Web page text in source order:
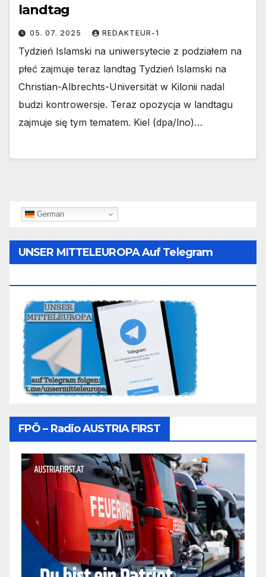
landtag
05. 07. 2025 REDAKTEUR-1
Tydzień Islamski na uniwersytecie z podziałem na
płeć zajmuje teraz landtag Tydzień Islamski na
Christian-Albrechts-Universität w Kilonii nadal
budzi kontrowersje. Teraz opozycja w landtagu
zajmuje się tym tematem. Kiel (dpa/lno)…
German
UNSER MITTELEUROPA Auf Telegram
FPÖ – Radio AUSTRIA FIRST